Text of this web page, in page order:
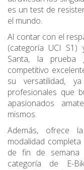
es un test de
el mundo.
Al contar con el
(categoría UCI
Santa, la prueba
competitivo
su versatilidad,
profesionales que
apasionados
mismos.
Además, ofrece
modalidad
de fin de
categoría de E-